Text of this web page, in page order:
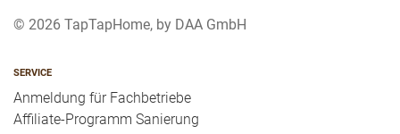
© 2026 TapTapHome, by DAA GmbH
SERVICE
Anmeldung für Fachbetriebe
Affiliate-Programm Sanierung